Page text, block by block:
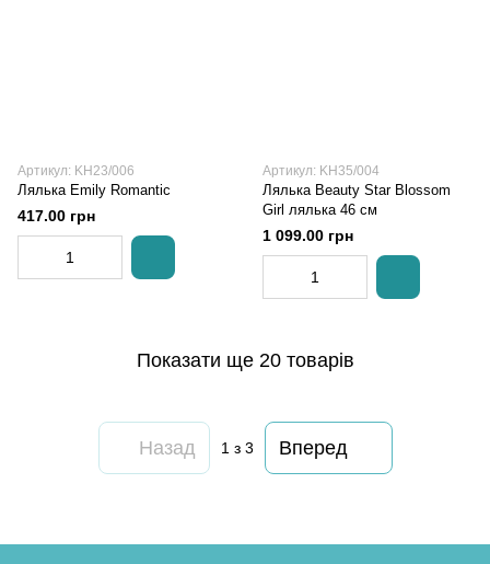
Артикул: KH23/006
Лялька Emily Romantic
417.00 грн
Артикул: KH35/004
Лялька Beauty Star Blossom
Girl лялька 46 см
1 099.00 грн
Показати ще 20 товарів
Назад 1 з 3 Вперед